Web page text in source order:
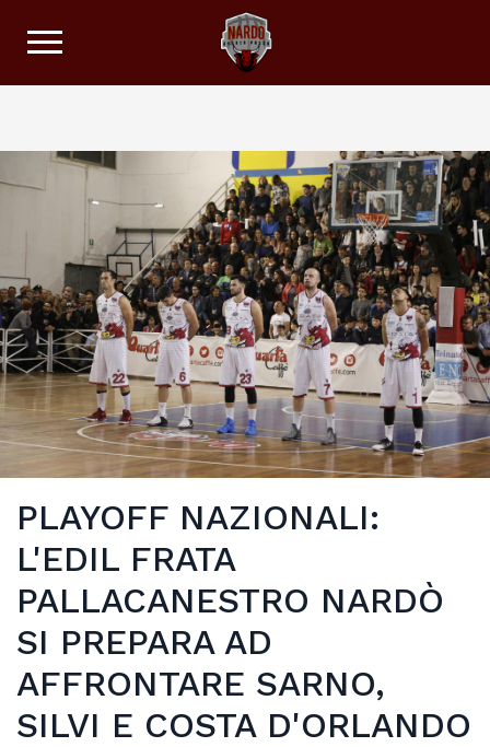
PLAYOFF NAZIONALI:
L'EDIL FRATA
PALLACANESTRO NARDÒ
SI PREPARA AD
AFFRONTARE SARNO,
SILVI E COSTA D'ORLANDO